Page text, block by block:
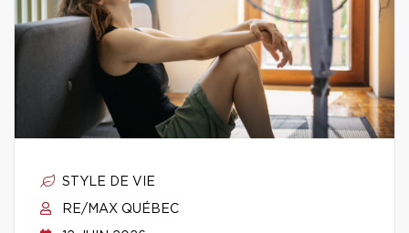
STYLE DE VIE
RE/MAX QUÉBEC